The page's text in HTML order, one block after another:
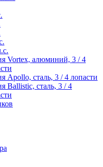
Vortex, алюминий, 3 / 4
Apollo, сталь, 3 / 4 лопасти
Ballistic, сталь, 3 / 4